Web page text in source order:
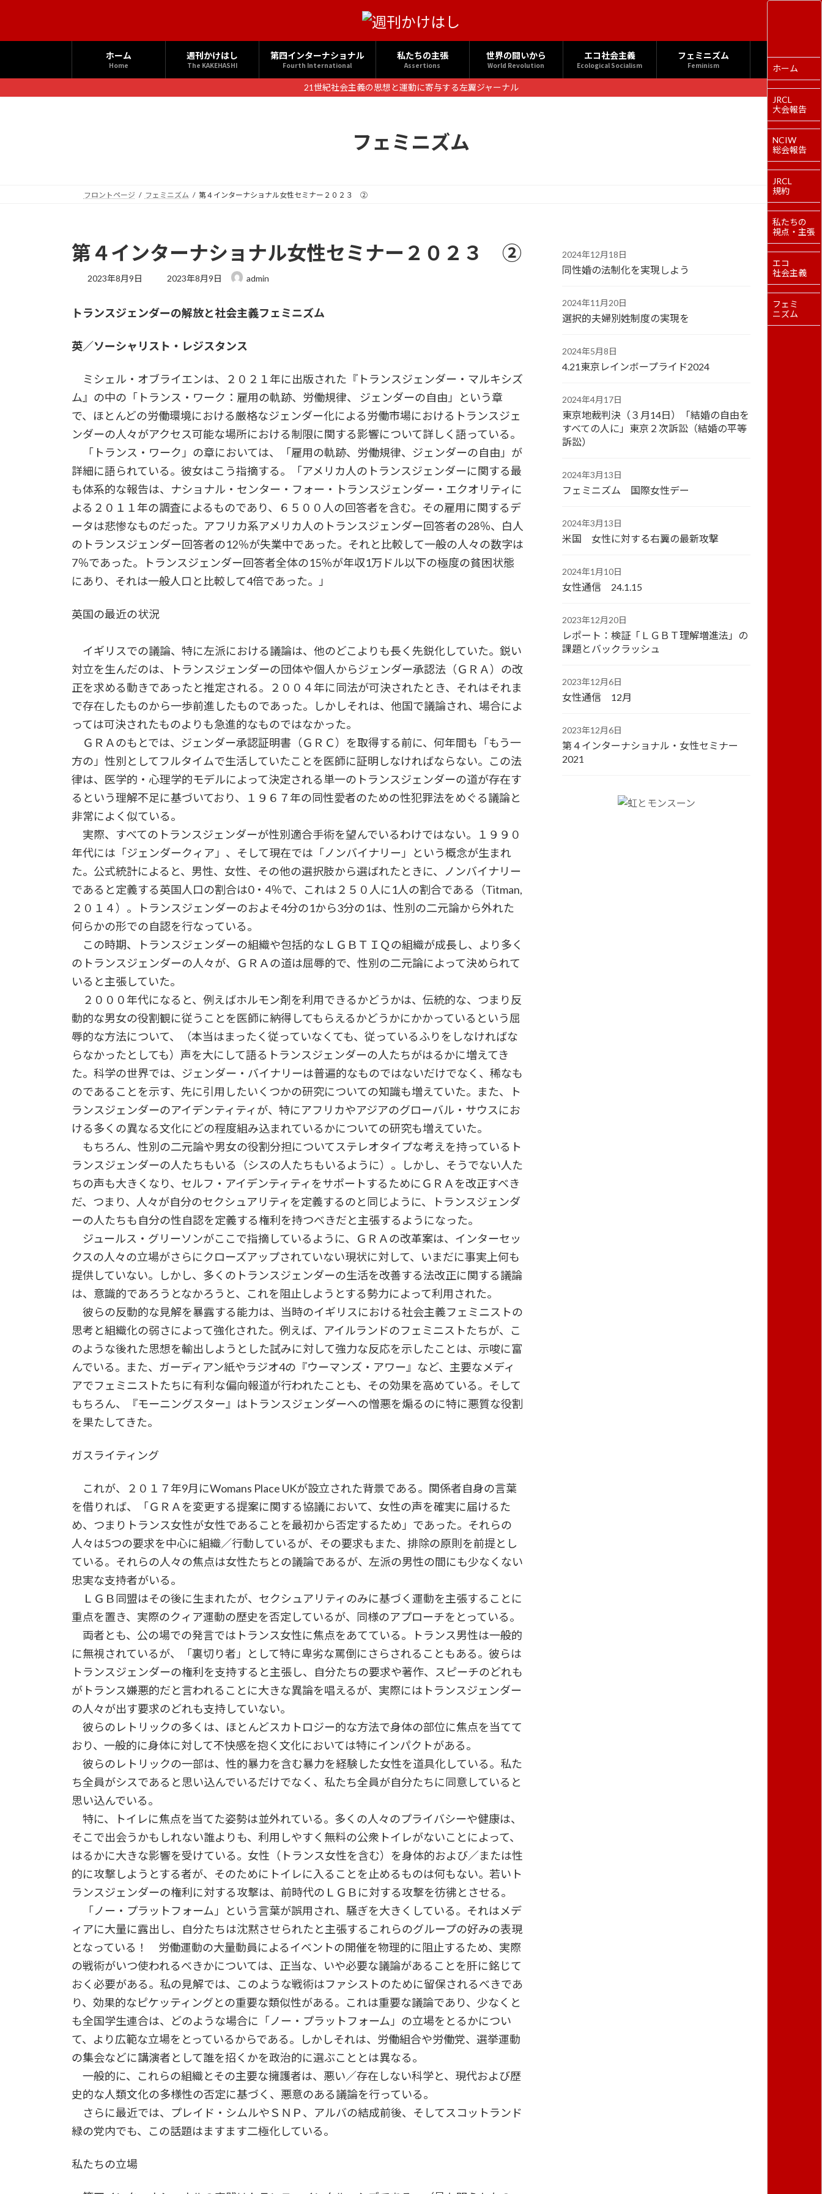
へ
ス
ョ
ン
ホーム
Home
週刊かけはし
The KAKEHASHI
第四インターナショナル
Fourth International
私たちの主張
Assertions
世界の闘いから
World Revolution
エコ社会主義
Ecological Socialism
フェミニズム
Feminism
21世紀社会主義の思想と運動に寄与する左翼ジャーナル
フェミニズム
フロントページ フェミニズム 第４インターナショナル女性セミナー２０２３ ②
第４インターナショナル女性セミナー２０２３ ②
2023年8月9日
最
新
:
2023年8月9日 admin
トランスジェンダーの解放と社会主義フェミニズム
英／ソーシャリスト・レジスタンス
ミシェル・オブライエンは、２０２１年に出版された『トランスジェンダー・マルキシズ
ム』の中の「トランス・ワーク：雇用の軌跡、労働規律、 ジェンダーの自由」という章
で、ほとんどの労働環境における厳格なジェンダー化による労働市場におけるトランスジェ
ンダーの人々がアクセス可能な場所における制限に関する影響について詳しく語っている。
「トランス・ワーク」の章においては、「雇用の軌跡、労働規律、ジェンダーの自由」が
詳細に語られている。彼女はこう指摘する。「アメリカ人のトランスジェンダーに関する最
も体系的な報告は、ナショナル・センター・フォー・トランスジェンダー・エクオリティに
よる２０１１年の調査によるものであり、６５００人の回答者を含む。その雇用に関するデ
ータは悲惨なものだった。アフリカ系アメリカ人のトランスジェンダー回答者の28％、白人
のトランスジェンダー回答者の12％が失業中であった。それと比較して一般の人々の数字は
7％であった。トランスジェンダー回答者全体の15％が年収1万ドル以下の極度の貧困状態
にあり、それは一般人口と比較して4倍であった。」
英国の最近の状況
イギリスでの議論、特に左派における議論は、他のどこよりも長く先鋭化していた。鋭い
対立を生んだのは、トランスジェンダーの団体や個人からジェンダー承認法（ＧＲＡ）の改
正を求める動きであったと推定される。２００４年に同法が可決されたとき、それはそれま
で存在したものから一歩前進したものであった。しかしそれは、他国で議論され、場合によ
っては可決されたものよりも急進的なものではなかった。
ＧＲＡのもとでは、ジェンダー承認証明書（ＧＲＣ）を取得する前に、何年間も「もう一
方の」性別としてフルタイムで生活していたことを医師に証明しなければならない。この法
律は、医学的・心理学的モデルによって決定される単一のトランスジェンダーの道が存在す
るという理解不足に基づいており、１９６７年の同性愛者のための性犯罪法をめぐる議論と
非常によく似ている。
実際、すべてのトランスジェンダーが性別適合手術を望んでいるわけではない。１９９０
年代には「ジェンダークィア」、そして現在では「ノンバイナリー」という概念が生まれ
た。公式統計によると、男性、女性、その他の選択肢から選ばれたときに、ノンバイナリー
であると定義する英国人口の割合は0・4％で、これは２５０人に1人の割合である（Titman,
２０１４）。トランスジェンダーのおよそ4分の1から3分の1は、性別の二元論から外れた
何らかの形での自認を行なっている。
この時期、トランスジェンダーの組織や包括的なＬＧＢＴＩＱの組織が成長し、より多く
のトランスジェンダーの人々が、ＧＲＡの道は屈辱的で、性別の二元論によって決められて
いると主張していた。
２０００年代になると、例えばホルモン剤を利用できるかどうかは、伝統的な、つまり反
動的な男女の役割観に従うことを医師に納得してもらえるかどうかにかかっているという屈
辱的な方法について、（本当はまったく従っていなくても、従っているふりをしなければな
らなかったとしても）声を大にして語るトランスジェンダーの人たちがはるかに増えてき
た。科学の世界では、ジェンダー・バイナリーは普遍的なものではないだけでなく、稀なも
のであることを示す、先に引用したいくつかの研究についての知識も増えていた。また、ト
ランスジェンダーのアイデンティティが、特にアフリカやアジアのグローバル・サウスにお
ける多くの異なる文化にどの程度組み込まれているかについての研究も増えていた。
もちろん、性別の二元論や男女の役割分担についてステレオタイプな考えを持っているト
ランスジェンダーの人たちもいる（シスの人たちもいるように）。しかし、そうでない人た
ちの声も大きくなり、セルフ・アイデンティティをサポートするためにＧＲＡを改正すべき
だ、つまり、人々が自分のセクシュアリティを定義するのと同じように、トランスジェンダ
ーの人たちも自分の性自認を定義する権利を持つべきだと主張するようになった。
ジュールス・グリーソンがここで指摘しているように、ＧＲＡの改革案は、インターセッ
クスの人々の立場がさらにクローズアップされていない現状に対して、いまだに事実上何も
提供していない。しかし、多くのトランスジェンダーの生活を改善する法改正に関する議論
は、意識的であろうとなかろうと、これを阻止しようとする勢力によって利用された。
彼らの反動的な見解を暴露する能力は、当時のイギリスにおける社会主義フェミニストの
思考と組織化の弱さによって強化された。例えば、アイルランドのフェミニストたちが、こ
のような後れた思想を輸出しようとした試みに対して強力な反応を示したことは、示唆に富
んでいる。また、ガーディアン紙やラジオ4の『ウーマンズ・アワー』など、主要なメディ
アでフェミニストたちに有利な偏向報道が行われたことも、その効果を高めている。そして
もちろん、『モーニングスター』はトランスジェンダーへの憎悪を煽るのに特に悪質な役割
を果たしてきた。
ガスライティング
これが、２０１７年9月にWomans Place UKが設立された背景である。関係者自身の言葉
を借りれば、「ＧＲＡを変更する提案に関する協議において、女性の声を確実に届けるた
め、つまりトランス女性が女性であることを最初から否定するため」であった。それらの
人々は5つの要求を中心に組織／行動しているが、その要求もまた、排除の原則を前提とし
ている。それらの人々の焦点は女性たちとの議論であるが、左派の男性の間にも少なくない
忠実な支持者がいる。
ＬＧＢ同盟はその後に生まれたが、セクシュアリティのみに基づく運動を主張することに
重点を置き、実際のクィア運動の歴史を否定しているが、同様のアプローチをとっている。
両者とも、公の場での発言ではトランス女性に焦点をあてている。トランス男性は一般的
に無視されているが、「裏切り者」として特に卑劣な罵倒にさらされることもある。彼らは
トランスジェンダーの権利を支持すると主張し、自分たちの要求や著作、スピーチのどれも
がトランス嫌悪的だと言われることに大きな異論を唱えるが、実際にはトランスジェンダー
の人々が出す要求のどれも支持していない。
彼らのレトリックの多くは、ほとんどスカトロジー的な方法で身体の部位に焦点を当てて
おり、一般的に身体に対して不快感を抱く文化においては特にインパクトがある。
彼らのレトリックの一部は、性的暴力を含む暴力を経験した女性を道具化している。私た
ち全員がシスであると思い込んでいるだけでなく、私たち全員が自分たちに同意していると
思い込んでいる。
特に、トイレに焦点を当てた姿勢は並外れている。多くの人々のプライバシーや健康は、
そこで出会うかもしれない誰よりも、利用しやすく無料の公衆トイレがないことによって、
はるかに大きな影響を受けている。女性（トランス女性を含む）を身体的および／または性
的に攻撃しようとする者が、そのためにトイレに入ることを止めるものは何もない。若いト
ランスジェンダーの権利に対する攻撃は、前時代のＬＧＢに対する攻撃を彷彿とさせる。
「ノー・プラットフォーム」という言葉が誤用され、騒ぎを大きくしている。それはメデ
ィアに大量に露出し、自分たちは沈黙させられたと主張するこれらのグループの好みの表現
となっている！ 労働運動の大量動員によるイベントの開催を物理的に阻止するため、実際
の戦術がいつ使われるべきかについては、正当な、いや必要な議論があることを肝に銘じて
おく必要がある。私の見解では、このような戦術はファシストのために留保されるべきであ
り、効果的なピケッティングとの重要な類似性がある。これは重要な議論であり、少なくと
も全国学生連合は、どのような場合に「ノー・プラットフォーム」の立場をとるかについ
て、より広範な立場をとっているからである。しかしそれは、労働組合や労働党、選挙運動
の集会などに講演者として誰を招くかを政治的に選ぶこととは異なる。
一般的に、これらの組織とその主要な擁護者は、悪い／存在しない科学と、現代および歴
史的な人類文化の多様性の否定に基づく、悪意のある議論を行っている。
さらに最近では、プレイド・シムルやＳＮＰ、アルバの結成前後、そしてスコットランド
緑の党内でも、この話題はますます二極化している。
私たちの立場
2024年12月18日
同性婚の法制化を実現しよう
2024年11月20日
選択的夫婦別姓制度の実現を
2024年5月8日
4.21東京レインボープライド2024
2024年4月17日
東京地裁判決（３月14日）「結婚の自由を
すべての人に」東京２次訴訟（結婚の平等
訴訟）
2024年3月13日
フェミニズム 国際女性デー
2024年3月13日
米国 女性に対する右翼の最新攻撃
2024年1月10日
女性通信 24.1.15
2023年12月20日
レポート：検証「ＬＧＢＴ理解増進法」の
課題とバックラッシュ
2023年12月6日
女性通信 12月
2023年12月6日
第４インターナショナル・女性セミナー
2021
ホーム
JRCL
大会報告
NCIW
総会報告
JRCL
規約
私たちの
視点・主張
エコ
社会主義
フェミ
ニズム